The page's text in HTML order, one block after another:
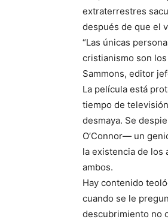
extraterrestres
después de que el
“Las únicas
cristianismo son
Sammons, editor
La película está
tiempo de
desmaya. Se
O’Connor— un
la existencia de los
ambos.
Hay contenido
cuando se le
descubrimiento no